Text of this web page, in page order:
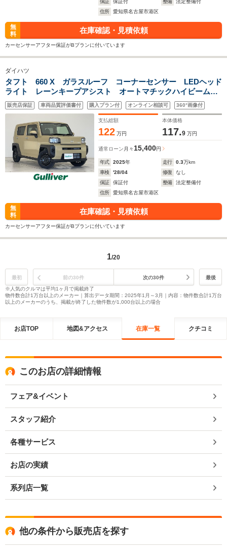
保証
保証付 整備
法定整備付
住所
愛知県名古屋市港区
無
料
在庫確認・見積依頼
カーセンサーアフター保証がBプランに付いています
ダイハツ
タフト 660 X ガラスルーフ コーナーセンサー LEDヘッド
ライト レーンキープアシスト オートマチックハイビーム
衝突軽減システム プッシュスタート スマートキー ステア
リングスイッチ アイドリングストップ
販売店保証 車両品質評価書付 購入プラン付 オンライン相談可 360°画像付
支払総額
122 万円
本体価格
117.9 万円
通常ローン 月々 15,400円
年式 2025年 走行 0.3万km
車検
'28/04 修復
なし
保証
保証付 整備
法定整備付
住所
愛知県名古屋市港区
無
料
在庫確認・見積依頼
カーセンサーアフター保証がBプランに付いています
1/20
最初 前の30件 次の30件
最後
※人気のクルマは平均1ヶ月で掲載終了
物件数合計1万台以上のメーカー｜算出データ期間：2025年1月～3月｜内容：物件数合計1万台
以上のメーカーのうち、掲載が終了した物件数が1,000台以上の場合
お店TOP 地図&アクセス 在庫一覧 クチコミ
このお店の詳細情報
フェア&イベント
スタッフ紹介
各種サービス
お店の実績
系列店一覧
他の条件から販売店を探す